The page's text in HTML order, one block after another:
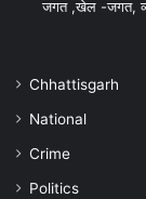
जगत ,खेल -जगत,
Chhattisgarh
National
Crime
Politics